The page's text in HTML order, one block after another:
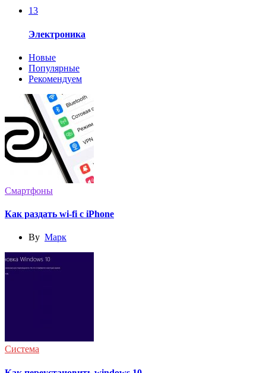
13
Электроника
Новые
Популярные
Рекомендуем
Смартфоны
Как раздать wi-fi с iPhone
By Марк
Система